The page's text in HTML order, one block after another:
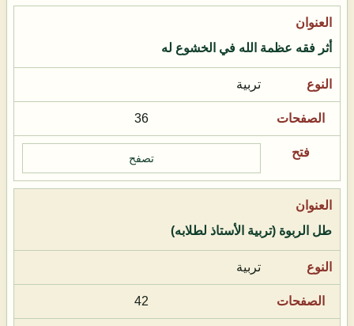
أثر فقه عظمة الله في الخشوع له
تربية
36
تصفح
طل الربوة (تربية الأستاذ لطلابه)
تربية
42